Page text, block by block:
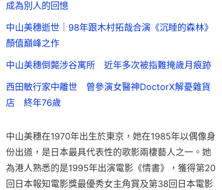
成為別人的回憶
中山美穗逝世｜98年跟木村拓哉合演《沉睡的森林》
顏值巔峰之作
中山美穗倒斃涉谷寓所 近年多次被指難掩歲月痕跡
西田敏行家中離世 曾參演女醫神DoctorX解憂雜貨
店 終年76歲
中山美穗在1970年出生於東京，她在1985年以偶像身
份出道，是日本最具代表性的歌影兩棲藝人之一。她
為港人熟悉的是1995年出演電影《情書》，獲得第20
回日本報知電影獎最優秀女主角賞及第38回日本電影